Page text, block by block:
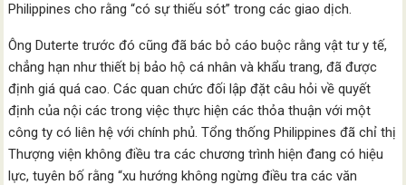
Philippines cho rằng “có sự thiếu sót” trong các giao dịch.
Ông Duterte trước đó cũng đã bác bỏ cáo buộc rằng vật tư y tế,
chẳng hạn như thiết bị bảo hộ cá nhân và khẩu trang, đã được
định giá quá cao. Các quan chức đối lập đặt câu hỏi về quyết
định của nội các trong việc thực hiện các thỏa thuận với một
công ty có liên hệ với chính phủ. Tổng thống Philippines đã chỉ thị
Thượng viện không điều tra các chương trình hiện đang có hiệu
lực, tuyên bố rằng “xu hướng không ngừng điều tra các văn